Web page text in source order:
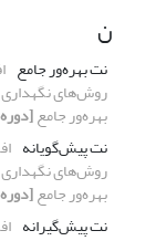
ن
نت بهره‌ور جامع
روش‌های نگهداری
بهره‌ور جامع[دوره 11، شماره 43، 1390، صفحه 103-134]
نت پیش‌گویانه
روش‌های نگهداری
بهره‌ور جامع[دوره 11، شماره 43، 1390، صفحه 103-134]
نت پیش‌گیرانه